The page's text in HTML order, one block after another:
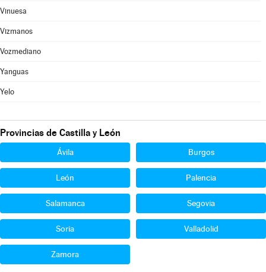
Vinuesa
Vizmanos
Vozmediano
Yanguas
Yelo
Provincias de Castilla y León
Ávila Burgos
León Palencia
Salamanca Segovia
Soria Valladolid
Zamora